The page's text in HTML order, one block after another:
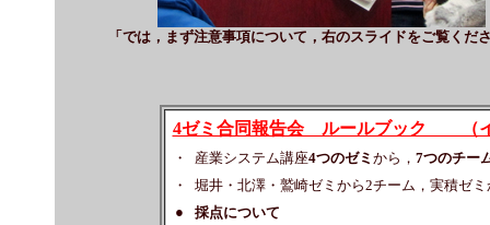
「では，まず注意事項について，右のスライドをご覧くだ
4ゼミ合同報告会 ルールブック （イ
・ 産業システム講座4つのゼミ から， 7つのチー
・
堀井・北澤・鷲崎ゼミから2チーム，実積ゼ
●
採点について